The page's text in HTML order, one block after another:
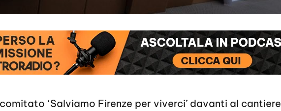
‘Salviamo Firenze per viverci’ davanti al cantiere